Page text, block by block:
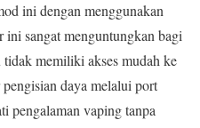
ini dengan menggunakan
sangat menguntungkan bagi
memiliki akses mudah ke
daya melalui port
pengalaman vaping tanpa